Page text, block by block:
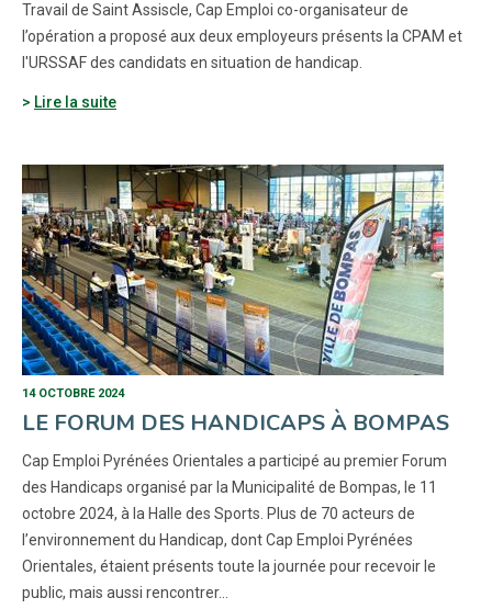
Travail de Saint Assiscle, Cap Emploi co-organisateur de
l’opération a proposé aux deux employeurs présents la CPAM et
l'URSSAF des candidats en situation de handicap.
Lire la suite
14 OCTOBRE 2024
LE FORUM DES HANDICAPS À BOMPAS
Cap Emploi Pyrénées Orientales a participé au premier Forum
des Handicaps organisé par la Municipalité de Bompas, le 11
octobre 2024, à la Halle des Sports. Plus de 70 acteurs de
l’environnement du Handicap, dont Cap Emploi Pyrénées
Orientales, étaient présents toute la journée pour recevoir le
public, mais aussi rencontrer…